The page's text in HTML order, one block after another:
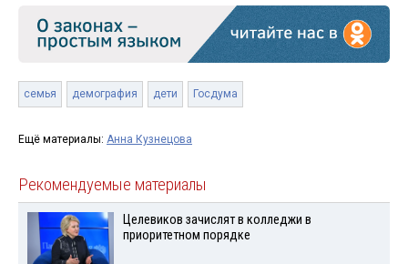
семья демография дети Госдума
Ещё материалы: Анна Кузнецова
Рекомендуемые материалы
Целевиков зачислят в колледжи в
приоритетном порядке